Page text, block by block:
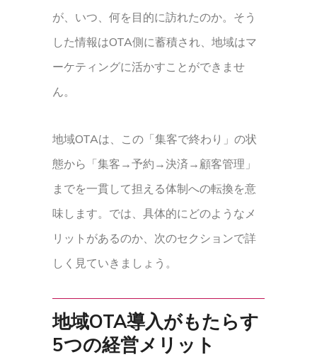
が、いつ、何を目的に訪れたのか。そう
した情報はOTA側に蓄積され、地域はマ
ーケティングに活かすことができませ
ん。
地域OTAは、この「集客で終わり」の状
態から「集客→予約→決済→顧客管理」
までを一貫して担える体制への転換を意
味します。では、具体的にどのようなメ
リットがあるのか、次のセクションで詳
しく見ていきましょう。
地域OTA導入がもたらす
5つの経営メリット